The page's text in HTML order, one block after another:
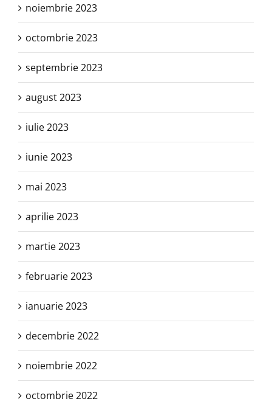
noiembrie 2023
octombrie 2023
septembrie 2023
august 2023
iulie 2023
iunie 2023
mai 2023
aprilie 2023
martie 2023
februarie 2023
ianuarie 2023
decembrie 2022
noiembrie 2022
octombrie 2022